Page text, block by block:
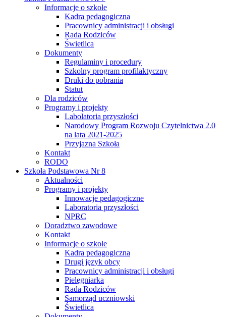
Informacje o szkole
Kadra pedagogiczna
Pracownicy administracji i obsługi
Rada Rodziców
Świetlica
Dokumenty
Regulaminy i procedury
Szkolny program profilaktyczny
Druki do pobrania
Statut
Dla rodziców
Programy i projekty
Labolatoria przyszłości
Narodowy Program Rozwoju Czytelnictwa 2.0
na lata 2021-2025
Przyjazna Szkoła
Kontakt
RODO
Szkoła Podstawowa Nr 8
Aktualności
Programy i projekty
Innowacje pedagogiczne
Laboratoria przyszłości
NPRC
Doradztwo zawodowe
Kontakt
Informacje o szkole
Kadra pedagogiczna
Drugi język obcy
Pracownicy administracji i obsługi
Pielęgniarka
Rada Rodziców
Samorząd uczniowski
Świetlica